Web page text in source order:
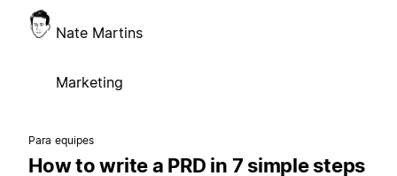
Nate Martins
Marketing
Para equipes
How to write a PRD in 7 simple steps